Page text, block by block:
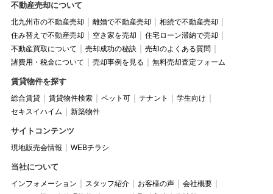
不動産売却について
北九州市の不動産売却 離婚で不動産売却
相続で不動産売却
住み替えで不動産売却
空き家を売却
住宅ローン滞納で売却
不動産買取について
売却成功の秘訣
売却のよくある質問
諸費用・税金について
売却事例を見る 無料売却査定フォーム
賃貸物件を探す
総合賃貸 賃貸物件検索 ペット可 テナント
学生向け
セキスイハイム
新築物件
サイトコンテンツ
現地販売会情報 WEBチラシ
当社について
インフォメーション スタッフ紹介 お客様の声
会社概要